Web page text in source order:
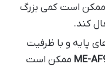
ممکن است کمی بزرگ
کند.
پایه و با ظرفیت
ممکن است